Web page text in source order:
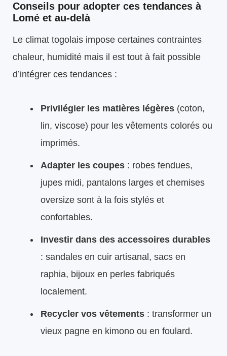
Conseils pour adopter ces tendances à
Lomé et au-delà
Le climat togolais impose certaines contraintes
chaleur, humidité mais il est tout à fait possible
d’intégrer ces tendances :
Privilégier les matières légères (coton,
lin, viscose) pour les vêtements colorés ou
imprimés.
Adapter les coupes : robes fendues,
jupes midi, pantalons larges et chemises
oversize sont à la fois stylés et
confortables.
Investir dans des accessoires durables
: sandales en cuir artisanal, sacs en
raphia, bijoux en perles fabriqués
localement.
Recycler vos vêtements : transformer un
vieux pagne en kimono ou en foulard.